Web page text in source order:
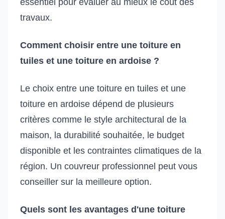
travaux.
Comment choisir entre une toiture en
tuiles et une toiture en ardoise ?
Le choix entre une toiture en tuiles et une
toiture en ardoise dépend de plusieurs
critères comme le style architectural de la
maison, la durabilité souhaitée, le budget
disponible et les contraintes climatiques de la
région. Un couvreur professionnel peut vous
conseiller sur la meilleure option.
Quels sont les avantages d'une toiture